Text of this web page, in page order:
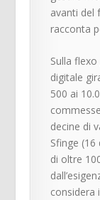
avanti del
racconta
Sulla
digitale
500 ai
decine di
Sfinge
di oltre
considera